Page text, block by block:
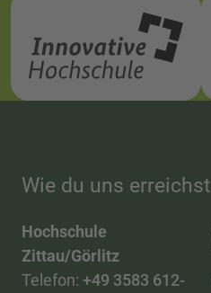
Wie du uns erreichst
Hochschule
Zittau/Görlitz
Telefon: +49 3583 612-